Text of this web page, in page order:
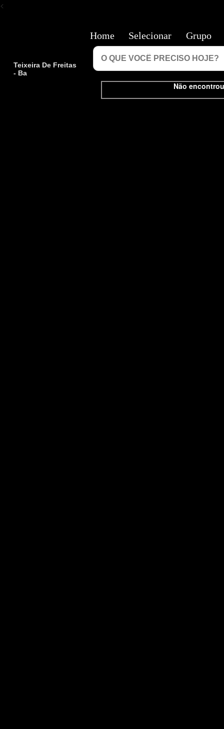
<
Teixeira De Freitas
- Ba
Não
Home Selecionar Grupo